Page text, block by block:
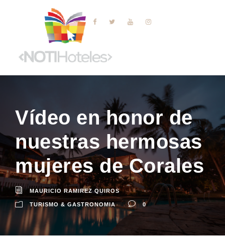
Vídeo en honor de
nuestras hermosas
mujeres de Corales
MAURICIO RAMIREZ QUIROS
TURISMO & GASTRONOMIA 0